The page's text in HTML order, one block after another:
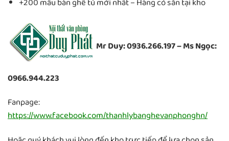
Mr Duy: 0936.266.197 – Ms Ngọc:
0966.944.223
Fanpage:
https://www.facebook.com/thanhlybanghevanphonghn/